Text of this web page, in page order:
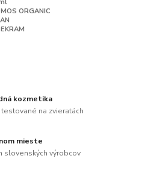
ORGANIC
kozmetika
na zvieratách
mieste
slovenských výrobcov